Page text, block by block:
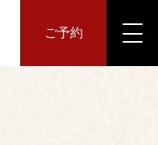
ご予約